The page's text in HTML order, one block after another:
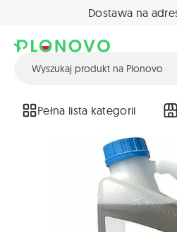
Dostawa na
Pełna lista kategorii